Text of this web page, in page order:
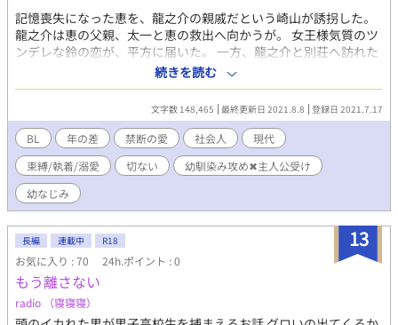
記憶喪失になった恵を、龍之介の親戚だという崎山が誘拐した。
龍之介は恵の父親、太一と恵の救出へ向かうが。 女王様気質のツ
ンデレな鈴の恋が、平方に届いた。 一方、龍之介と別荘へ訪れた
恵に、魔の手が迫る。 高校受験を控えたある日、母かおるが双子
を妊娠して早期入院する中、家事手伝いをする恵は、父太一の浮
気発覚に嫌悪し距離を置いてしまう。そこへ図書館で出逢った龍
之介に、禁断の恋心を抱く。 恵を取り巻く環境の中、龍之介との
仲を裂こうと元彼女が現われて？
続きを読む
文字数 148,465 最終更新日 2021.8.8 登録日 2021.7.17
BL 年の差 禁断の愛 社会人
現代
束縛/執着/溺愛
切ない
幼馴染み攻め✖︎主人公受け
幼なじみ
13
長編 連載中 R18
お気に入り : 70 24h.ポイント : 0
もう離さない
radio （寝寝寝）